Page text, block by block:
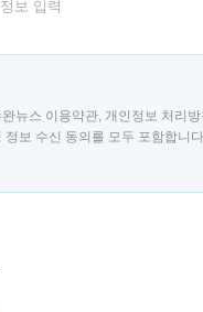
정보 입력
뉴스 이용약관, 개인정보 처리
정보 수신 동의를 모두 포함합니